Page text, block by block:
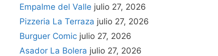
Empalme del Valle julio 27, 2026
Pizzeria La Terraza julio 27, 2026
Burguer Comic julio 27, 2026
Asador La Bolera julio 27, 2026